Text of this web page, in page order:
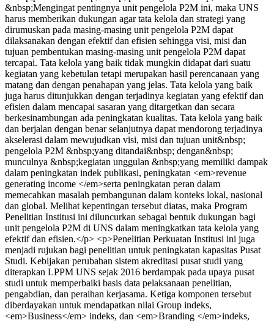
&nbsp;Mengingat pentingnya unit pengelola P2M ini, maka UNS
harus memberikan dukungan agar tata kelola dan strategi yang
dirumuskan pada masing-masing unit pengelola P2M dapat
dilaksanakan dengan efektif dan efisien sehingga visi, misi dan
tujuan pembentukan masing-masing unit pengelola P2M dapat
tercapai. Tata kelola yang baik tidak mungkin didapat dari suatu
kegiatan yang kebetulan tetapi merupakan hasil perencanaan yang
matang dan dengan penahapan yang jelas. Tata kelola yang baik
juga harus ditunjukkan dengan terjadinya kegiatan yang efektif dan
efisien dalam mencapai sasaran yang ditargetkan dan secara
berkesinambungan ada peningkatan kualitas. Tata kelola yang baik
dan berjalan dengan benar selanjutnya dapat mendorong terjadinya
akselerasi dalam mewujudkan visi, misi dan tujuan unit&nbsp;
pengelola P2M &nbsp;yang ditandai&nbsp; dengan&nbsp;
munculnya &nbsp;kegiatan unggulan &nbsp;yang memiliki dampak
dalam peningkatan indek publikasi, peningkatan <em>revenue
generating income </em>serta peningkatan peran dalam
memecahkan masalah pembangunan dalam konteks lokal, nasional
dan global. Melihat kepentingan tersebut diatas, maka Program
Penelitian Institusi ini diluncurkan sebagai bentuk dukungan bagi
unit pengelola P2M di UNS dalam meningkatkan tata kelola yang
efektif dan efisien.</p> <p>Penelitian Perkuatan Institusi ini juga
menjadi rujukan bagi penelitian untuk peningkatan kapasitas Pusat
Studi. Kebijakan perubahan sistem akreditasi pusat studi yang
diterapkan LPPM UNS sejak 2016 berdampak pada upaya pusat
studi untuk memperbaiki basis data pelaksanaan penelitian,
pengabdian, dan peraihan kerjasama. Ketiga komponen tersebut
diberdayakan untuk mendapatkan nilai Group indeks,
<em>Business</em> indeks, dan <em>Branding </em>indeks,